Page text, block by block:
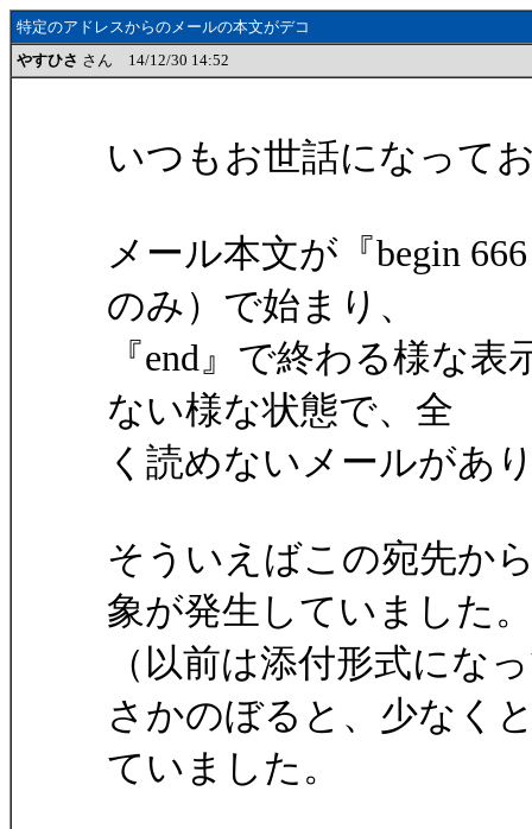
特定のアドレスからのメールの本文がデコ
やすひさ さん 14/12/30 14:52
いつもお世話になって
メール本文が『begin
のみ）で始まり、
『end』で終わる様な
ない様な状態で、全
く読めないメールがあ
そういえばこの宛先か
象が発生していました。
（以前は添付形式にな
さかのぼると、少なく
ていました。